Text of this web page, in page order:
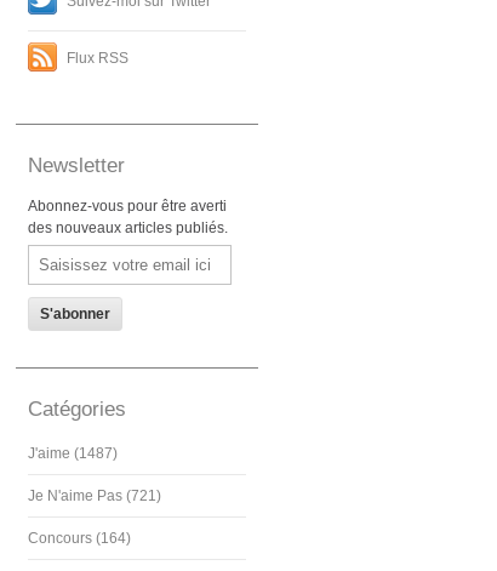
Flux RSS
Newsletter
Abonnez-vous pour être averti
des nouveaux articles publiés.
Email
Catégories
J'aime (1487)
Je N'aime Pas (721)
Concours (164)